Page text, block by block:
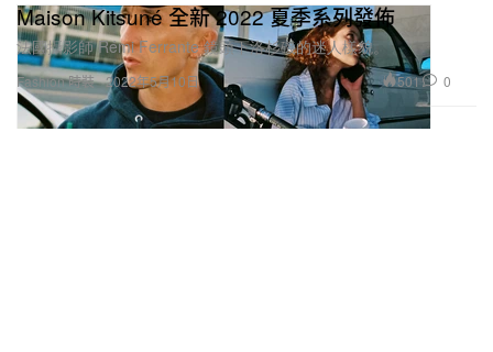
Fashion 時裝
Maison Kitsuné 全新 2022 夏季系列發佈
法國攝影師 Rémi Ferrante 鏡頭下洛杉磯的迷人樣貌。
2022年5月10日 501 0